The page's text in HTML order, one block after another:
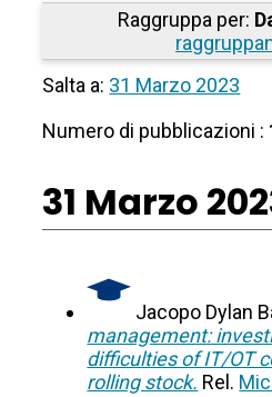
Raggruppa per:
Salta a: 31 Marzo 2023
Numero di pubblicazioni :
31 Marzo
Jacopo Dylan
management:
difficulties of IT/OT
rolling stock. Rel.